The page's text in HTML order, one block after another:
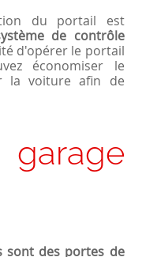
du portail est
de contrôle
d'opérer le portail
économiser le
la voiture afin de
sont des portes de